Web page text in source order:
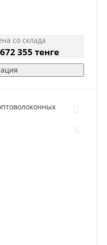
со склада
355 тенге